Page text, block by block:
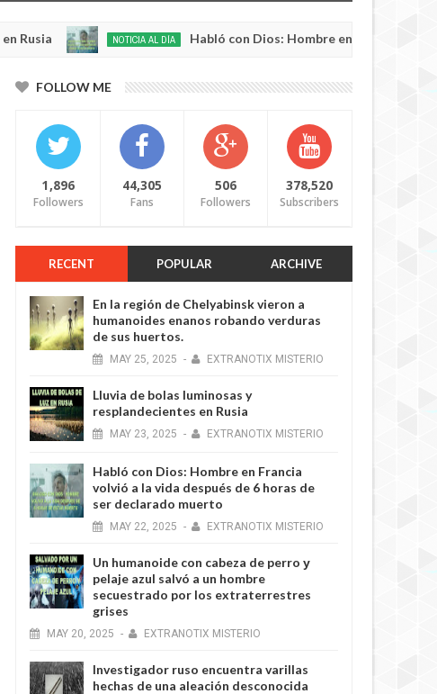
2025
0
NOTICIA AL DÍA Habló con Dios: Hombre en Francia volvió a la
FOLLOW ME
1,896
Followers
44,305
Fans
506
Followers
378,520
Subscribers
RECENT POPULAR ARCHIVE
En la región de Chelyabinsk vieron a
humanoides enanos robando verduras
de sus huertos.
MAY 25, 2025 - EXTRANOTIX MISTERIO
Lluvia de bolas luminosas y
resplandecientes en Rusia
MAY 23, 2025 - EXTRANOTIX MISTERIO
Habló con Dios: Hombre en Francia
volvió a la vida después de 6 horas de
ser declarado muerto
MAY 22, 2025 - EXTRANOTIX MISTERIO
Un humanoide con cabeza de perro у
pelaje azul salvó a un hombre
secuestrado por los extraterrestres
grises
MAY 20, 2025 - EXTRANOTIX MISTERIO
Investigador ruso encuentra varillas
hechas de una aleación desconocida